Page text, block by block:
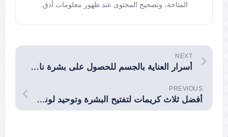
المتاحة، وتصحيح المحتوى عند ظهور معلومات أدق.
NEXT
أسرار العناية بالجسم للحصول على بشرة ناعمة
PREVIOUS
أفضل ثلاث كريمات لتفتيح البشرة وتوحيد لونها بأمان